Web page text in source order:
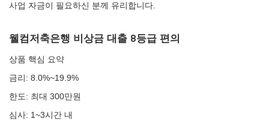
사업 자금이 필요하신 분께 유리합니다.
웰컴저축은행 비상금 대출 8등급 편의
상품 핵심 요약
금리: 8.0%~19.9%
한도: 최대 300만원
심사: 1~3시간 내